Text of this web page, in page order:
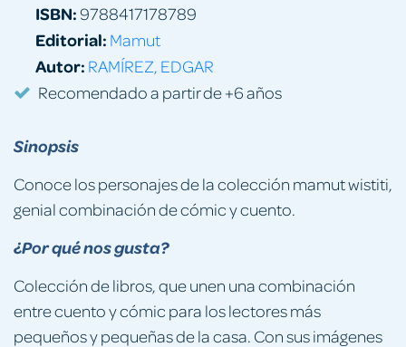
Sinopsis
Conoce los personajes de la colección mamut wistiti,
genial combinación de cómic y cuento.
¿Por qué nos gusta?
Colección de libros, que unen una combinación
entre cuento y cómic para los lectores más
pequeños y pequeñas de la casa. Con sus imágenes
ISBN:9788417178789
Editorial: Mamut
Autor: RAMÍREZ, EDGAR
Recomendado a partir de +6 años